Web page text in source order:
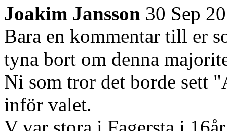
Joakim Jansson 30 Sep
Bara en kommentar till er
tyna bort om denna
Ni som tror det borde sett
inför valet.